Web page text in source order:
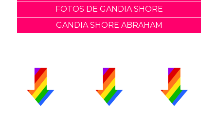
FOTOS DE GANDIA SHORE
GANDIA SHORE ABRAHAM